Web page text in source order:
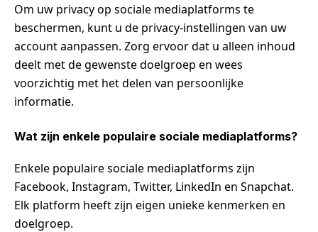
Om uw privacy op sociale mediaplatforms te
beschermen, kunt u de privacy-instellingen van uw
account aanpassen. Zorg ervoor dat u alleen inhoud
deelt met de gewenste doelgroep en wees
voorzichtig met het delen van persoonlijke
informatie.
Wat zijn enkele populaire sociale mediaplatforms?
Enkele populaire sociale mediaplatforms zijn
Facebook, Instagram, Twitter, LinkedIn en Snapchat.
Elk platform heeft zijn eigen unieke kenmerken en
doelgroep.